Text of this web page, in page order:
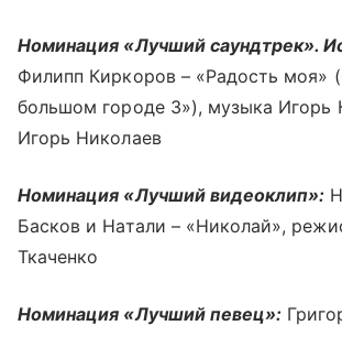
Номинация «Лучший саундтрек».
Филипп Киркоров – «Радость моя»
большом городе 3»), музыка Игорь
Игорь Николаев
Номинация «Лучший видеоклип»:
Басков и Натали – «Николай»,
Ткаченко
Номинация «Лучший певец»: